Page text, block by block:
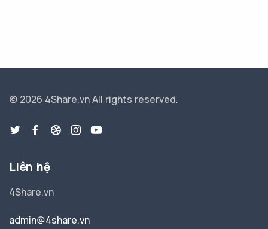
© 2026 4Share.vnAll rights reserved.
Liên hệ
4Share.vn
admin@4share.vn